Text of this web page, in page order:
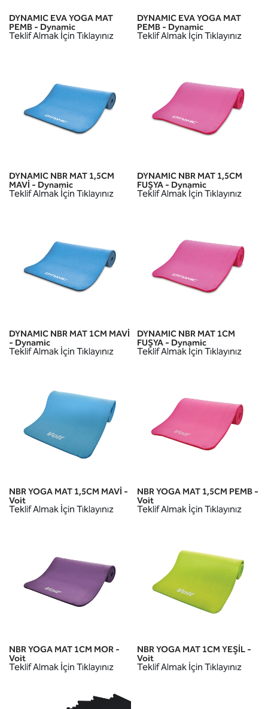
DYNAMIC EVA YOGA MAT
PEMB - Dynamic
Teklif Almak İçin Tıklayınız
DYNAMIC EVA YOGA MAT
PEMB - Dynamic
Teklif Almak İçin Tıklayınız
DYNAMIC NBR MAT 1,5CM
MAVİ - Dynamic
Teklif Almak İçin Tıklayınız
DYNAMIC NBR MAT 1,5CM
FUŞYA - Dynamic
Teklif Almak İçin Tıklayınız
DYNAMIC NBR MAT 1CM MAVİ
- Dynamic
Teklif Almak İçin Tıklayınız
DYNAMIC NBR MAT 1CM
FUŞYA - Dynamic
Teklif Almak İçin Tıklayınız
NBR YOGA MAT 1,5CM MAVİ -
Voit
Teklif Almak İçin Tıklayınız
NBR YOGA MAT 1,5CM PEMB -
Voit
Teklif Almak İçin Tıklayınız
NBR YOGA MAT 1CM MOR -
Voit
Teklif Almak İçin Tıklayınız
NBR YOGA MAT 1CM YEŞİL -
Voit
Teklif Almak İçin Tıklayınız